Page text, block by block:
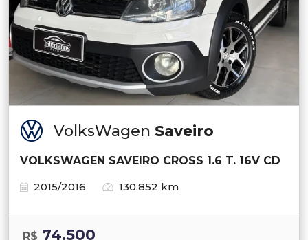
VolksWagen Saveiro
VOLKSWAGEN SAVEIRO CROSS 1.6 T. 16V CD
2015/2016
130.852 km
R$ 74.500